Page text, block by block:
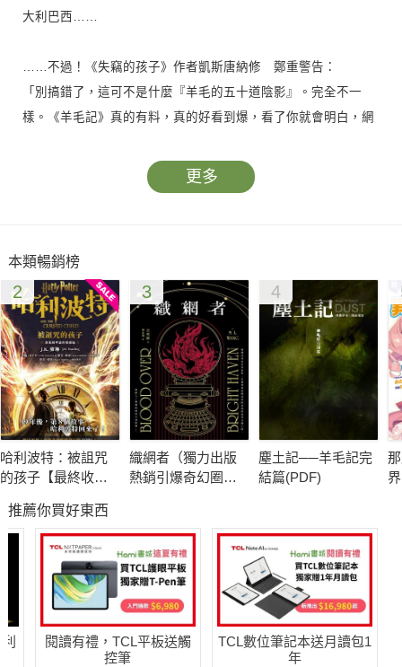
大利巴西……
……不過！《失竊的孩子》作者凱斯唐納修 鄭重警告：
「別搞錯了，這可不是什麼『羊毛的五十道陰影』。完全不一
樣。《羊毛記》真的有料，真的好看到爆，看了你就會明白，網
來的……如果你到現在還沒讀過《羊毛記》，那你鐵定是那種完
全跟不上網路流行、無可救藥的『老派讀者』。其實，《羊毛
他欺騙你，隱瞞真相，但卻是真心為你好……
他不惜殺人，只是渴望你能夠好好活下去……
你，願意這樣活著嗎......？
那個時候，已經沒有人住在地面上。
地面上，只剩一個致命的死亡世界，空氣中瀰漫著致命的強
酸毒氣。走出那扇閘門，五秒鐘，你開始瘋狂嘔吐，十秒鐘，你
的肺開始融化……為什麼會這樣？生化浩劫？核污染？……太久
大家都住在地下，巨大的圓筒型地下碉堡，總共一百四十四
層樓，每層樓高將近十公尺，從最底層到最上層，高度超過一公
里……而且，基於某種原因，地堡裡沒有電梯，只有一座中央螺
旋梯。想上頂樓，是多麼艱辛遙遠的路程。然而，在某個特定的
日子，大家還是不顧一切想上去，因為，那一天，有一個人會
更多
本類暢銷榜
2
哈利波特：被詛咒
的孩子【最終收藏
3
織網者（獨力出版
熱銷引爆奇幻圈，
齊聲推薦）
4
塵土記──羊毛記完
結篇(PDF)
推薦你買好東西
閱讀有禮，TCL平板送觸
控筆
TCL數位筆記本送月讀包1
年